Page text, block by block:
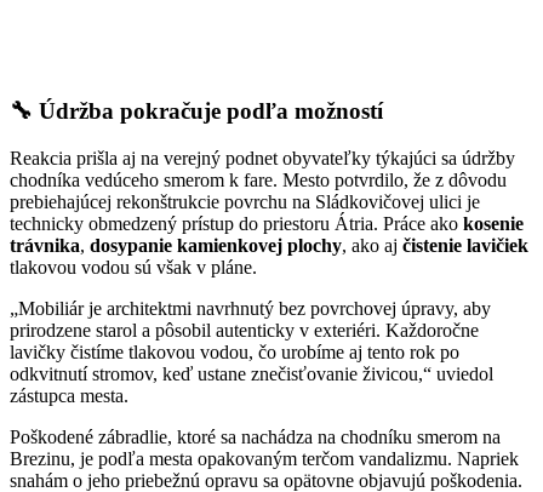
🔧 Údržba pokračuje podľa možností
Reakcia prišla aj na verejný podnet obyvateľky týkajúci sa údržby
chodníka vedúceho smerom k fare. Mesto potvrdilo, že z dôvodu
prebiehajúcej rekonštrukcie povrchu na Sládkovičovej ulici je
technicky obmedzený prístup do priestoru Átria. Práce ako kosenie
trávnika, dosypanie kamienkovej plochy, ako aj čistenie lavičiek
tlakovou vodou sú však v pláne.
„Mobiliár je architektmi navrhnutý bez povrchovej úpravy, aby
prirodzene starol a pôsobil autenticky v exteriéri. Každoročne
lavičky čistíme tlakovou vodou, čo urobíme aj tento rok po
odkvitnutí stromov, keď ustane znečisťovanie živicou,“ uviedol
zástupca mesta.
Poškodené zábradlie, ktoré sa nachádza na chodníku smerom na
Brezinu, je podľa mesta opakovaným terčom vandalizmu. Napriek
snahám o jeho priebežnú opravu sa opätovne objavujú poškodenia.